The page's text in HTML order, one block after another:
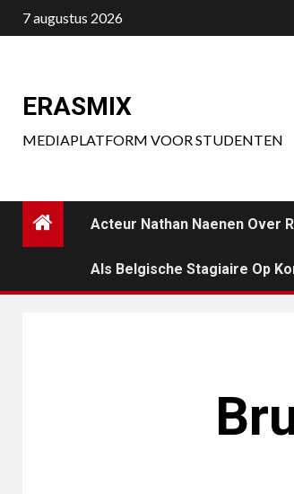
naar
7 augustus 2026
ERASMIX
MEDIAPLATFORM VOOR STUDENTEN
Acteur Nathan Naenen Over
Als Belgische Stagiaire Op